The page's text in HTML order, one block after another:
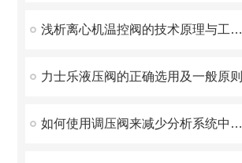
浅析离心机温控阀的技术原理与工作机制
力士乐液压阀的正确选用及一般原则
如何使用调压阀来减少分析系统中的延时？